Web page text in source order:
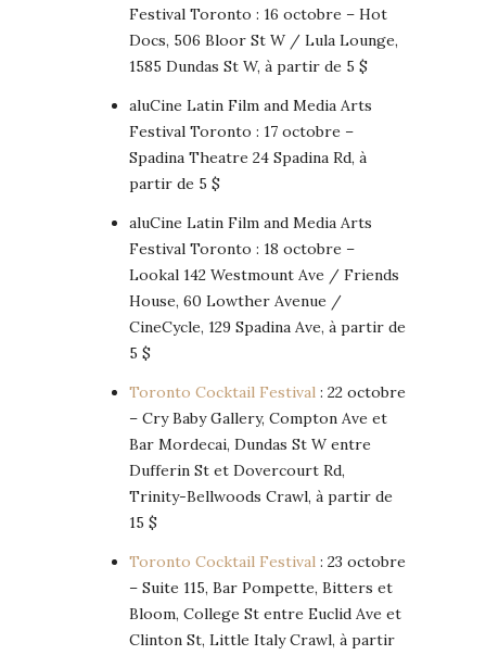
Festival Toronto : 16 octobre – Hot
Docs, 506 Bloor St W / Lula Lounge,
1585 Dundas St W, à partir de 5 $
aluCine Latin Film and Media Arts
Festival Toronto : 17 octobre –
Spadina Theatre 24 Spadina Rd, à
partir de 5 $
aluCine Latin Film and Media Arts
Festival Toronto : 18 octobre –
Lookal 142 Westmount Ave / Friends
House, 60 Lowther Avenue /
CineCycle, 129 Spadina Ave, à partir de
5 $
Toronto Cocktail Festival : 22 octobre
– Cry Baby Gallery, Compton Ave et
Bar Mordecai, Dundas St W entre
Dufferin St et Dovercourt Rd,
Trinity-Bellwoods Crawl, à partir de
15 $
Toronto Cocktail Festival : 23 octobre
– Suite 115, Bar Pompette, Bitters et
Bloom, College St entre Euclid Ave et
Clinton St, Little Italy Crawl, à partir